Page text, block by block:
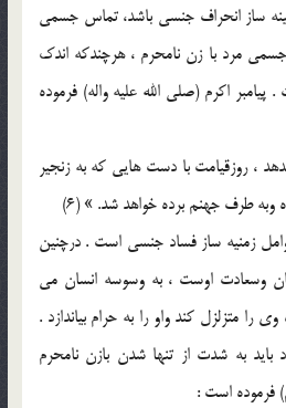
ساز انحراف جنسي باشد، تماس جسمي
مرد با زن نامحرم ، هرچندکه اندک
اکرم (صلي الله عليه واله) فرموده
، روزقيامت با دست هايي که به زنجير
طرف جهنم برده خواهد شد. » (6)
زمنيه ساز فساد جنسي است . درچنين
وسعادت اوست ، به وسوسه انسان مي
را متزلزل کند واو را به حرام بياندازد .
بايد به شدت از تنها شدن بازن نامحرم
فرموده است :